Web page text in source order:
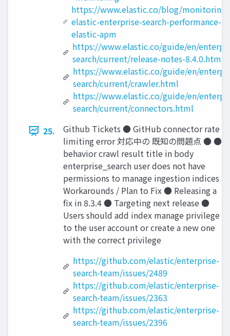
https://www.elastic.co/blog/monitoring-
elastic-enterprise-search-performance-
elastic-apm
https://www.elastic.co/guide/en/
search/current/release-notes-8.4.0.html
https://www.elastic.co/guide/en/
search/current/crawler.html
https://www.elastic.co/guide/en/
search/current/connectors.html
25.
Github Tickets ● GitHub connector rate
limiting error 対応中の 既知の問題点 ● ●
behavior crawl result title in body
enterprise_search user does not have
permissions to manage ingestion indices
Workarounds / Plan to Fix ● Releasing a
fix in 8.3.4 ● Targeting next release ●
Users should add index manage privilege
to the user account or create a new one
with the correct privilege
https://github.com/elastic/enterprise-
search-team/issues/2489
https://github.com/elastic/enterprise-
search-team/issues/2363
https://github.com/elastic/enterprise-
search-team/issues/2396